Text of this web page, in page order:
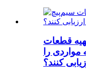
قطعات
مواردی را
کنند؟